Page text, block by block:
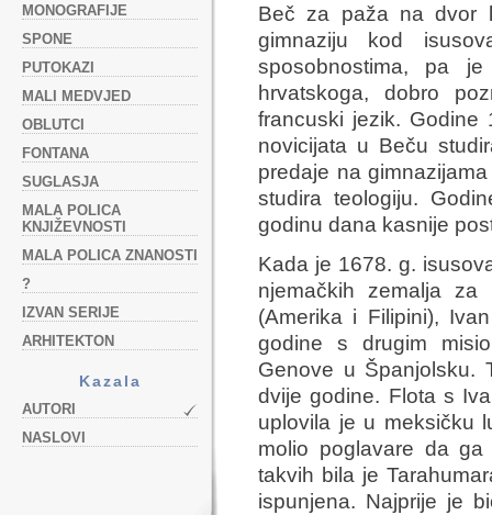
MONOGRAFIJE
SPONE
PUTOKAZI
MALI MEDVJED
OBLUTCI
FONTANA
SUGLASJA
MALA POLICA
KNJIŽEVNOSTI
MALA POLICA ZNANOSTI
?
IZVAN SERIJE
ARHITEKTON
Kazala
AUTORI
NASLOVI
Beč za paža na dvor
gimnaziju kod
sposobnostima, pa
hrvatskoga, dobro
francuski jezik.
novicijata u Beču
predaje na
studira teologiju.
godinu dana kasnije
Kada je 1678. g.
njemačkih zemalja za
(Amerika i Filipini),
godine s drugim
Genove u Španjolsku.
dvije godine. Flota s
uplovila je u meksičku
molio poglavare da
takvih bila je
ispunjena. Najprije je